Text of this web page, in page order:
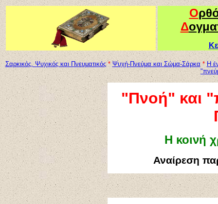
Ο
Δ
Σαρκικός, Ψυχικός και Πνευματικός * Ψυχή-Πνεύμα και Σώμα-Σάρκα * Η
"Πνοή" και
Η κοινή
Αναίρεση